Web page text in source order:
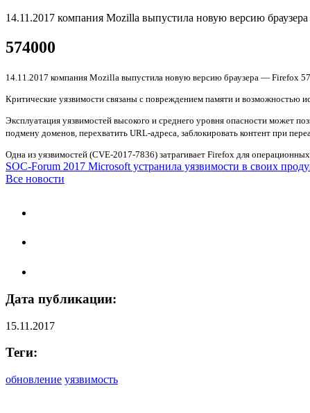
14.11.2017 компания Mozilla выпустила новую версию
574000
14.11.2017 компания Mozilla выпустила новую версию браузера — Firefox
Критические уязвимости связаны с повреждением памяти и возможностью
Эксплуатация уязвимостей высокого и среднего уровня опасности может
подмену доменов, перехватить URL-адреса, заблокировать контент при
Одна из уязвимостей (CVE-2017-7836) затрагивает Firefox для
SOC-Forum 2017 Microsoft устранила уязвимости в своих
Все новости
Дата публикации:
15.11.2017
Теги:
обновление уязвимость